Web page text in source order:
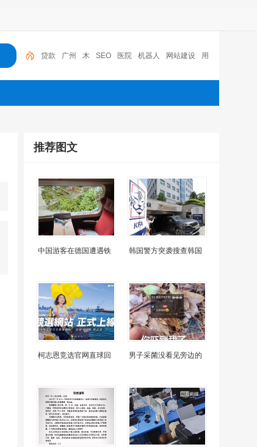
贷款 广州 木 SEO 医院 机器人 网站建设 用
户体验 百度竞价推广 深圳
推荐图文
中国游客在德国遭遇铁 韩国警方突袭搜查韩国
柯志恩竞选官网直球回 男子采菌没看见旁边的